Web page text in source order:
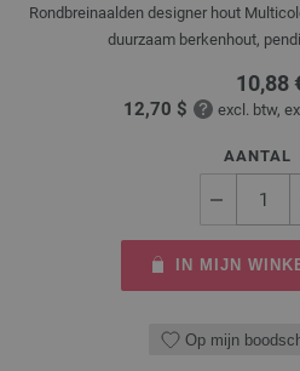
Rondbreinaalden designer hout
duurzaam berkenhout,
10,88
12,70 $ excl. btw,
AANTAL
IN MIJN
Op mijn